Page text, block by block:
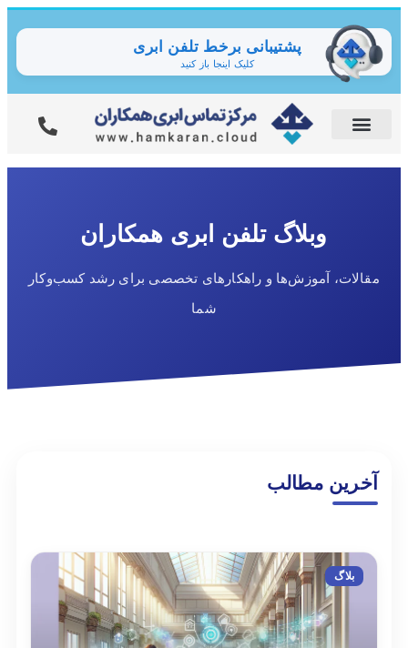
پشتیبانی برخط تلفن ابری
کلیک اینجا باز کنید
وبلاگ تلفن ابری همکاران
مقالات، آموزش‌ها و راهکارهای تخصصی برای رشد کسب‌وکار
شما
آخرین مطالب
بلاگ